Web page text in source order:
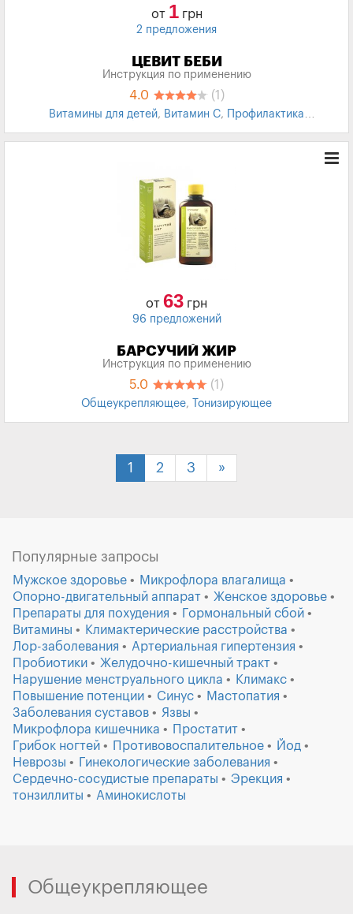
от 1грн
2 предложения
ЦЕВИТ БЕБИ
Инструкция по применению
4.0 (1)
Витамины для детей, Витамин С,
Профилактика
Профилактика гриппа,Общеукрепляющее
от 63 грн
96 предложений
БАРСУЧИЙ ЖИР
Инструкция по применению
5.0 (1)
Общеукрепляющее, Тонизирующее
1 2 3 »
Популярные запросы
Мужское здоровье
Микрофлора влагалища
Опорно-двигательный аппарат
Женское здоровье
Препараты для похудения
Гормональный сбой
Витамины
Климактерические расстройства
Лор-заболевания
Артериальная гипертензия
Пробиотики
Желудочно-кишечный тракт
Нарушение менструального цикла
Климакс
Повышение потенции
Синус
Мастопатия
Заболевания суставов
Язвы
Микрофлора кишечника
Простатит
Грибок ногтей
Противовоспалительное
Йод
Неврозы
Гинекологические заболевания
Сердечно-сосудистые препараты
Эрекция
тонзиллиты
Аминокислоты
Общеукрепляющее